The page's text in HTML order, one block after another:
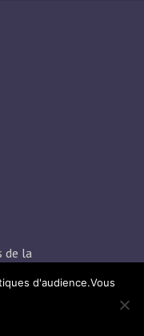
de la
d'audience.Vous